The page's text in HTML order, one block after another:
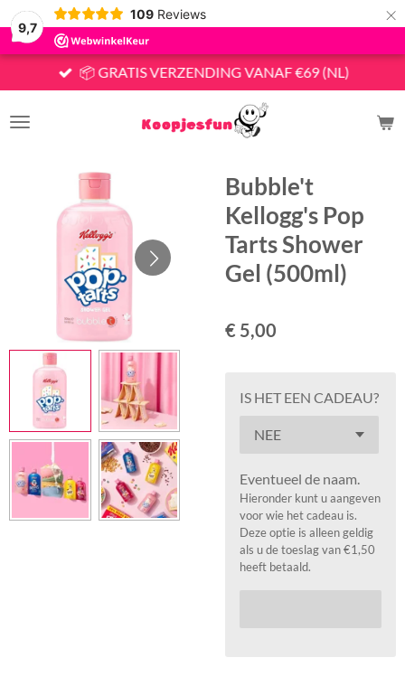
9,7
109 Reviews ×
📦 GRATIS VERZENDING VANAF €69 (NL)
Bubble't
Kellogg's Pop
Tarts Shower
Gel (500ml)
€ 5,00
IS HET EEN CADEAU?
Eventueel de naam.
Hieronder kunt u aangeven
voor wie het cadeau is.
Deze optie is alleen geldig
als u de toeslag van €1,50
heeft betaald.